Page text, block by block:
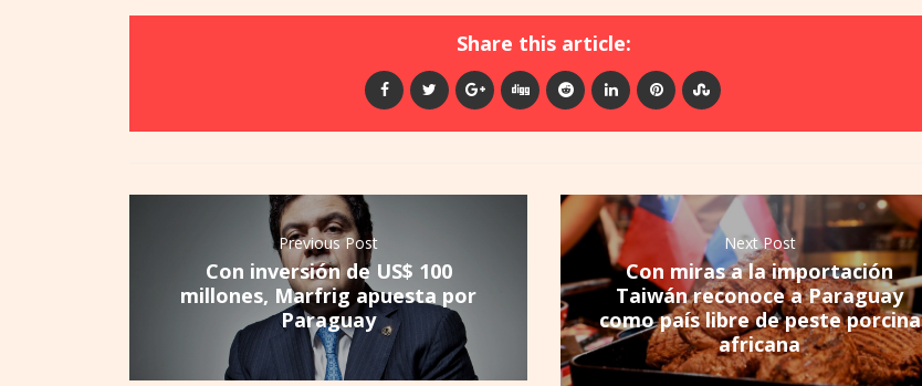
Share this article:
Previous Post
Con inversión de US$ 100
millones, Marfrig apuesta por
Paraguay
Next Post
Con miras a la importación
Taiwán reconoce a Paraguay
como país libre de peste porcina
africana